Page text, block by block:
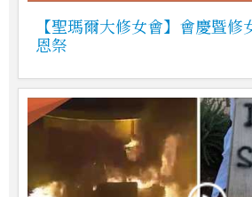
【聖瑪爾大修女會】會慶暨
恩祭